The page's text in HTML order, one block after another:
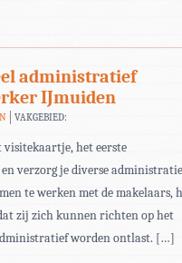
administratief
IJmuiden
VAKGEBIED:
visitekaartje, het eerste
verzorg je diverse
te werken met de makelaars,
zij zich kunnen richten op het
worden ontlast. […]